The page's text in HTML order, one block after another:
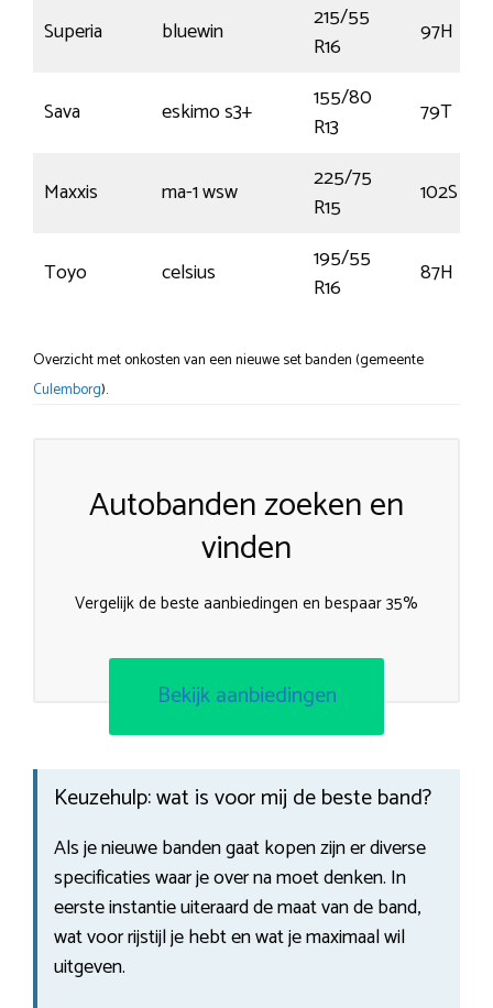
Superia bluewin
215/55
R16
97H
Sava eskimo s3+
155/80
R13
79T
Maxxis ma-1 wsw
225/75
R15
102S
Toyo celsius
195/55
R16
87H
Overzicht met onkosten van een nieuwe set banden (gemeente
Culemborg).
Autobanden zoeken en
vinden
Vergelijk de beste aanbiedingen en bespaar 35%
Bekijk aanbiedingen
Keuzehulp: wat is voor mij de beste band?
Als je nieuwe banden gaat kopen zijn er diverse
specificaties waar je over na moet denken. In
eerste instantie uiteraard de maat van de band,
wat voor rijstijl je hebt en wat je maximaal wil
uitgeven.